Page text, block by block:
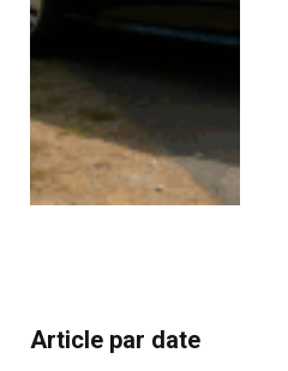
Article par date